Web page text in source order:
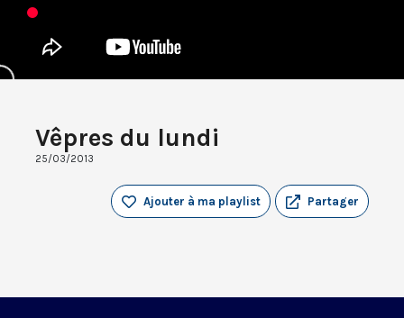
Vêpres du lundi
25/03/2013
Partager
Ajouter à ma playlist